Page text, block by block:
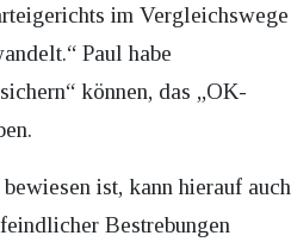
im Vergleichswege
Paul habe
können, das „OK-
ist, kann hierauf auch
Bestrebungen